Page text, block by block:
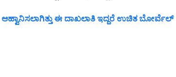
ಈ ದಾಖಲಾತಿ ಇದ್ದರೆ ಉಚಿತ ಬೋರ್ವೆಲ್